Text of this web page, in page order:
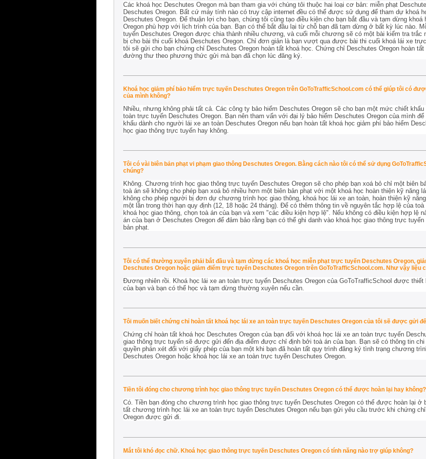
Các khoá học Deschutes Oregon mà bạn tham gia với chúng tôi thuộc hai loại cơ bản: miễn phạt
Deschutes Oregon. Bất cứ máy tính nào có truy cập internet đều có thể được sử dụng để tham dự khoá
Deschutes Oregon. Để thuận lợi cho bạn, chúng tôi cũng tạo điều kiện cho bạn bắt đầu và tạm dừng khoá
Oregon phù hợp với lịch trình của bạn. Bạn có thể bắt đầu lại từ chỗ bạn đã tạm dừng ở bất kỳ lúc nào.
tuyến Deschutes Oregon được chia thành nhiều chương, và cuối mỗi chương sẽ có một bài kiểm tra trắc
bị cho bài thi cuối khoá Deschutes Oregon. Chỉ đơn giản là bạn vượt qua được bài thi cuối khoá lái xe
tôi sẽ gửi cho bạn chứng chỉ Deschutes Oregon hoàn tất khoá học. Chứng chỉ Deschutes Oregon hoàn
đường thư theo phương thức gửi mà bạn đã chọn lúc đăng ký.
Khoá học giảm phí bảo hiểm trực tuyến Deschutes Oregon trên GoToTrafficSchool.com có thể giúp tôi có
của mình không?
Nhiều, nhưng không phải tất cả. Các công ty bảo hiểm Deschutes Oregon sẽ cho bạn một mức chiết
toàn trực tuyến Deschutes Oregon. Bạn nên tham vấn với đại lý bảo hiểm Deschutes Oregon của mình
khấu dành cho người lái xe an toàn Deschutes Oregon nếu bạn hoàn tất khoá học giảm phí bảo hiểm
học giao thông trực tuyến hay không.
Tôi có vài biên bản phạt vi phạm giao thông Deschutes Oregon. Bằng cách nào tôi có thể sử dụng
chúng?
Không. Chương trình học giao thông trực tuyến Deschutes Oregon sẽ cho phép bạn xoá bỏ chỉ một biên
toà án sẽ không cho phép bạn xoá bỏ nhiều hơn một biên bản phạt với một khoá học hoàn thiện kỹ năng
không cho phép người bị đơn dự chương trình học giao thông, khoá học lái xe an toàn, hoàn thiện kỹ
một lần trong thời hạn quy định (12, 18 hoặc 24 tháng). Để có thêm thông tin về nguyên tắc hợp lệ của
khoá học giao thông, chọn toà án của bạn và xem "các điều kiện hợp lệ". Nếu không có điều kiện hợp lệ
án của bạn ở Deschutes Oregon để đảm bảo rằng bạn có thể ghi danh vào khoá học giao thông trực
bản phạt.
Tôi có thể thường xuyên phải bắt đầu và tạm dừng các khoá học miễn phạt trực tuyến Deschutes Oregon,
Deschutes Oregon hoặc giảm điểm trực tuyến Deschutes Oregon trên GoToTrafficSchool.com. Như vậy liệu
Đương nhiên rồi. Khoá học lái xe an toàn trực tuyến Deschutes Oregon của GoToTrafficSchool được
của bạn và bạn có thể học và tạm dừng thường xuyên nếu cần.
Tôi muốn biết chứng chỉ hoàn tất khoá học lái xe an toàn trực tuyến Deschutes Oregon của tôi sẽ được gửi
Chứng chỉ hoàn tất khoá học Deschutes Oregon của bạn đối với khoá học lái xe an toàn trực tuyến
giao thông trực tuyến sẽ được gửi đến địa điểm được chỉ định bởi toà án của bạn. Bạn sẽ có thông tin
quyền phán xét đối với giấy phép của bạn một khi bạn đã hoàn tất quy trình đăng ký tình trạng chương
Deschutes Oregon hoặc khoá học lái xe an toàn trực tuyến Deschutes Oregon.
Tiền tôi đóng cho chương trình học giao thông trực tuyến Deschutes Oregon có thể được hoàn lại hay không?
Có. Tiền bạn đóng cho chương trình học giao thông trực tuyến Deschutes Oregon có thể được hoàn lại ở
tất chương trình học lái xe an toàn trực tuyến Deschutes Oregon nếu bạn gửi yêu cầu trước khi chứng
Oregon được gửi đi.
Mắt tôi khó đọc chữ. Khoá học giao thông trực tuyến Deschutes Oregon có tính năng nào trợ giúp không?